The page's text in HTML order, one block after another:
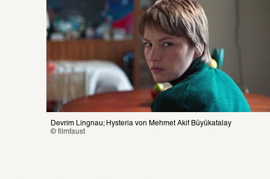
Devrim Lingnau; Hysteria von Mehmet Akif Büyükatalay
© filmfaust